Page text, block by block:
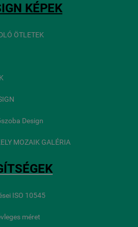
KÉPEK
ÖTLETEK
Design
MOZAIK GALÉRIA
ISO 10545
méret